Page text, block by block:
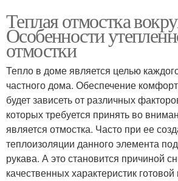
Теплая отмостка
Особенности
отмостки
Тепло в доме является целью
частного дома. Обеспечение
будет зависеть от различных
которых требуется принять во
является отмостка. Часто при ее
теплоизоляции данного элемента
рукава. А это становится причиной
качественных характеристик готовой